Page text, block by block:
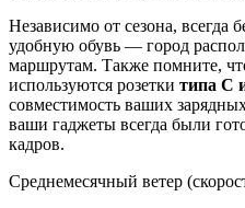
Независимо от сезона, всегда
удобную обувь — город
маршрутам. Также помните,
используются розетки типа C
совместимость ваших
ваши гаджеты всегда были
кадров.
Среднемесячный ветер